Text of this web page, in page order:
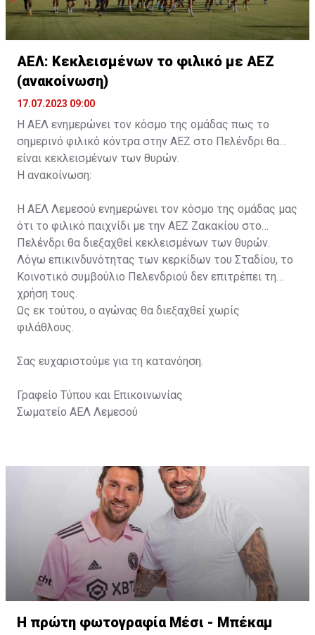
ΑΕΛ: Κεκλεισμένων το φιλικό με ΑΕΖ
(ανακοίνωση)
17.07.2023 09:00
Η ΑΕΛ ενημερώνει τον κόσμο της ομάδας πως το
σημερινό φιλικό κόντρα στην ΑΕΖ στο Πελένδρι θα
είναι κεκλεισμένων των θυρών.
Η ανακοίνωση:
Η ΑΕΛ Λεμεσού ενημερώνει τον κόσμο της ομάδας μας
ότι το φιλικό παιχνίδι με την ΑΕΖ Ζακακίου στο
Πελένδρι θα διεξαχθεί κεκλεισμένων των θυρών.
Λόγω επικινδυνότητας των κερκίδων του Σταδίου, το
Κοινοτικό συμβούλιο Πελενδριού δεν επιτρέπει τη
χρήση τους.
Ως εκ τούτου, ο αγώνας θα διεξαχθεί χωρίς
φιλάθλους.
Σας ευχαριστούμε για τη κατανόηση.
Γραφείο Τύπου και Επικοινωνίας
Σωματείο ΑΕΛ Λεμεσού
Η πρώτη φωτογραφία Μέσι - Μπέκαμ